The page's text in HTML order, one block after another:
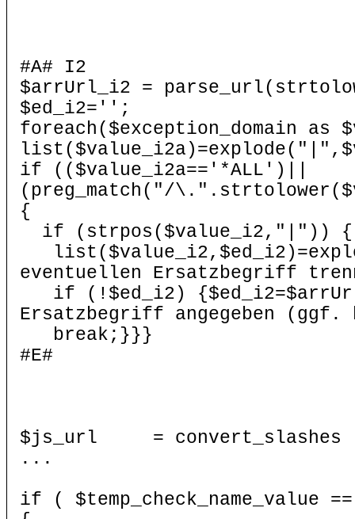
#A# I2
$arrUrl_i2 =
$ed_i2='';
foreach($exception_domain as
if (($value_i2a=='*ALL')||
(preg_match("/
{
if (strpos($value_i2,"|")) {
eventuellen Ersatzbegriff
if (!$ed_i2)
Ersatzbegriff angegeben
break;}}}
#E#
$js_url =
...
if ( $temp_check_name_value